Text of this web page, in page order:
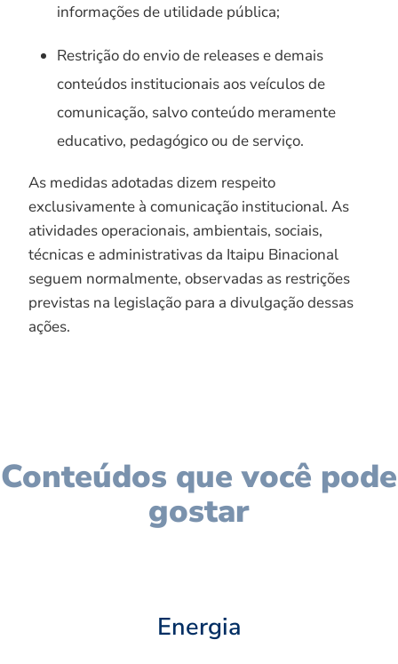
informações de utilidade pública;
Restrição do envio de releases e demais
conteúdos institucionais aos veículos de
comunicação, salvo conteúdo meramente
educativo, pedagógico ou de serviço.
As medidas adotadas dizem respeito
exclusivamente à comunicação institucional. As
atividades operacionais, ambientais, sociais,
técnicas e administrativas da Itaipu Binacional
seguem normalmente, observadas as restrições
previstas na legislação para a divulgação dessas
ações.
Conteúdos que você pode
gostar
Energia